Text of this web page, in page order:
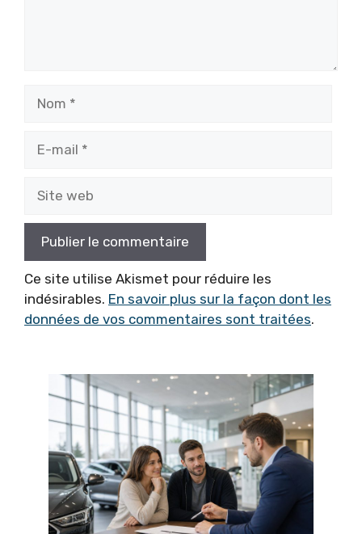
mail
web
Ce site utilise Akismet pour réduire les
indésirables. En savoir plus sur la façon dont les
données de vos commentaires sont traitées.